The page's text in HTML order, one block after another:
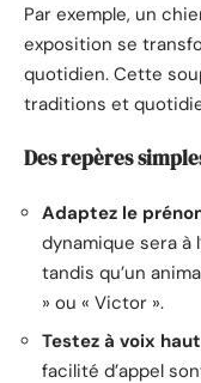
Par exemple, un
exposition se
quotidien. Cette
traditions et
Des repères
Adaptez le
dynamique sera à
tandis qu’un
» ou « Victor ».
Testez à voix
facilité d’appel